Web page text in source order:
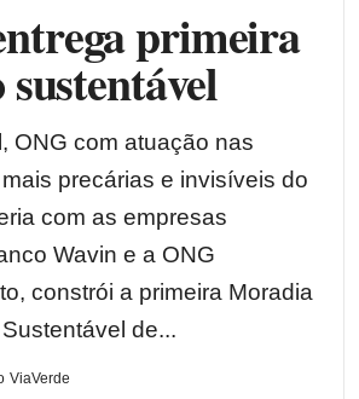
primeira
sustentável
ONG com atuação nas
precárias e invisíveis do
com as empresas
Wavin e a ONG
constrói a primeira Moradia
de...
ViaVerde